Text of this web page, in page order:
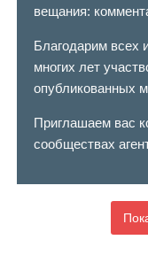
вещания:
Благодарим всех
многих лет
опубликованных
Приглашаем вас
сообществах